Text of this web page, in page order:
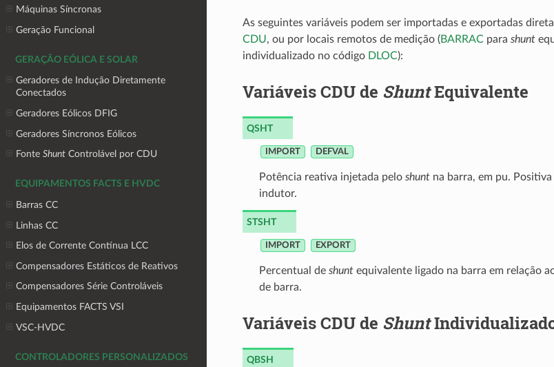
Máquinas Síncronas
Geração Funcional
GERAÇÃO EÓLICA E SOLAR
Geradores de Indução Diretamente
Conectados
Geradores Eólicos DFIG
Geradores Síncronos Eólicos
FonteShunt Controlável por CDU
EQUIPAMENTOS FACTS E HVDC
Barras CC
Linhas CC
Elos de Corrente Contínua LCC
Compensadores Estáticos de Reativos
Compensadores Série Controláveis
Equipamentos FACTS VSI
VSC-HVDC
CONTROLADORES PERSONALIZADOS
As seguintes variáveis podem ser importadas e exportadas
CDU, ou por locais remotos de medição (BARRACpara shunt
individualizado no código DLOC):
Variáveis CDU de ShuntEquivalente
QSHT
IMPORT DEFVAL
Potência reativa injetada pelo shuntna barra, em pu.
indutor.
STSHT
IMPORT EXPORT
Percentual de shuntequivalente ligado na barra em relação
de barra.
Variáveis CDU de Shunt
QBSH